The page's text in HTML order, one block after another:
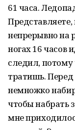
61 часа.
Представляете,
непрерывно на
ногах 16 часов
следил, потому
тратишь.
немножко
чтобы набрать
мне